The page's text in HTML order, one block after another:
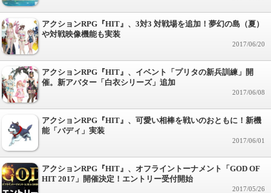
アクションRPG『HIT』、3対3 対戦場を追加！夢幻の島（夏）
や対戦映像機能も実装
2017/06/20
アクションRPG『HIT』、イベント「プリタの新兵訓練」開
催。新アバター「白衣シリーズ」追加
2017/06/08
アクションRPG『HIT』、可愛い相棒を戦いのおともに！新機
能「バディ」実装
2017/06/01
アクションRPG『HIT』、オフライントーナメント「GOD OF
HIT 2017」開催決定！エントリー受付開始
2017/05/26